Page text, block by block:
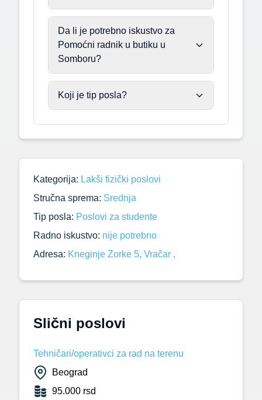
Da li je potrebno iskustvo za
Pomoćni radnik u butiku u
Somboru?
Koji je tip posla?
Slični poslovi
Tehničari/operativci za rad na terenu
Beograd
95.000 rsd
Kategorija: Lakši fizički poslovi
Stručna sprema: Srednja
Tip posla: Poslovi za studente
Radno iskustvo: nije potrebno
Adresa: Kneginje Zorke 5, Vračar ,